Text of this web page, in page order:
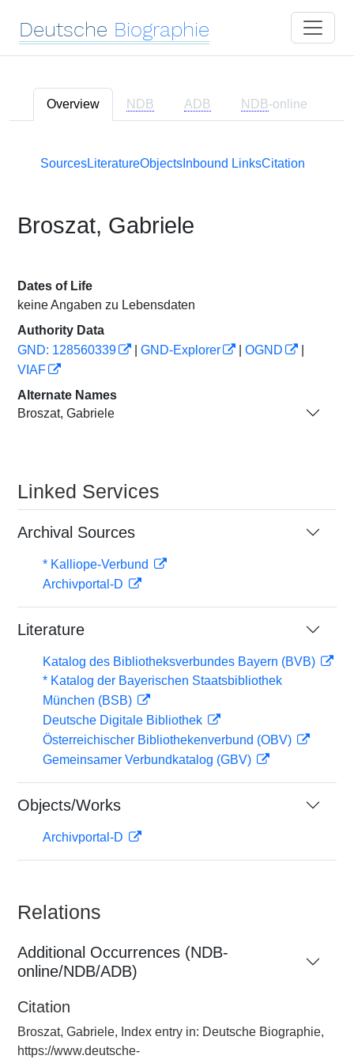
Deutsche Biographie
Overview NDB ADB NDB-online
SourcesLiteratureObjectsInbound LinksCitation
Broszat, Gabriele
Dates of Life
keine Angaben zu Lebensdaten
Authority Data
GND: 128560339
GND-Explorer OGND
VIAF
Alternate Names
Broszat, Gabriele
Linked Services
Archival Sources
* Kalliope-Verbund
Archivportal-D
Literature
Katalog des Bibliotheksverbundes Bayern (BVB)
* Katalog der Bayerischen Staatsbibliothek
München (BSB)
Deutsche Digitale Bibliothek
Österreichischer Bibliothekenverbund (OBV)
Gemeinsamer Verbundkatalog (GBV)
Objects/Works
Archivportal-D
Relations
Additional Occurrences (NDB-
online/NDB/ADB)
Citation
Broszat, Gabriele, Index entry in: Deutsche Biographie,
https://www.deutsche-